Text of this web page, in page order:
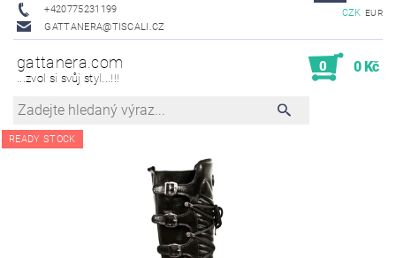
+420775231199
GATTANERA@TISCALI.CZ
CZK EUR
gattanera.com
...zvol si svůj styl...!!!
0 0 Kč
READY STOCK